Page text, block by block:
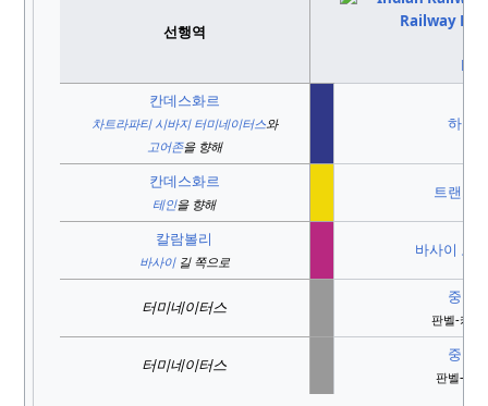
선행역
칸데스화르
차트라파티 시바지 터미네이터스와
고어존을 향해
하버
칸데스화르
테인을 향해
트랜스
칼람볼리
바사이길 쪽으로
바사이 도
터미네이터스
중앙
판벨-카르
터미네이터스
중앙
판벨-